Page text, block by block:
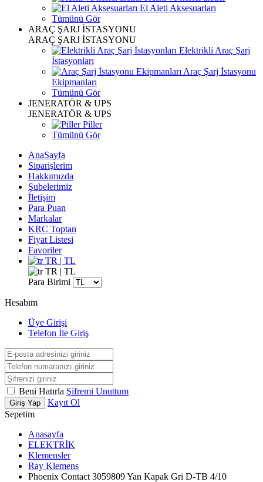
El Aleti Aksesuarları
Tümünü Gör
ARAÇ ŞARJ İSTASYONU
ARAÇ ŞARJ İSTASYONU
Elektrikli Araç Şarj
İstasyonları
Araç Şarj İstasyonu
Ekipmanları
Tümünü Gör
JENERATÖR & UPS
JENERATÖR & UPS
Piller
Tümünü Gör
AnaSayfa
Siparişlerim
Hakkımızda
Şubelerimiz
İletişim
Para Puan
Markalar
KRC Toptan
Fiyat Listesi
Favoriler
TR | TL
TR | TL
Para Birimi
Hesabım
Üye Girişi
Telefon İle Giriş
Beni Hatırla Şifremi Unuttum
Giriş Yap
Kayıt Ol
Sepetim
Anasayfa
ELEKTRİK
Klemensler
Ray Klemens
Phoenix Contact 3059809 Yan Kapak Gri D-TB 4/10